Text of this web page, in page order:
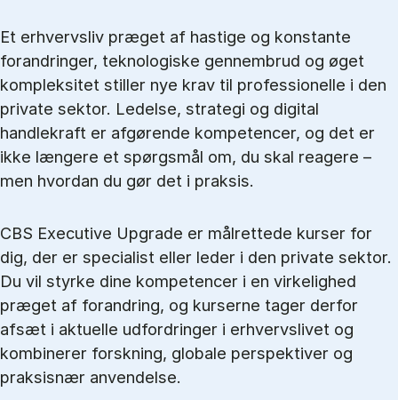
Et erhvervsliv præget af hastige og konstante
forandringer, teknologiske gennembrud og øget
kompleksitet stiller nye krav til professionelle i den
private sektor. Ledelse, strategi og digital
handlekraft er afgørende kompetencer, og det er
ikke længere et spørgsmål om, du skal reagere –
men hvordan du gør det i praksis.
CBS Executive Upgrade er målrettede kurser for
dig, der er specialist eller leder i den private sektor.
Du vil styrke dine kompetencer i en virkelighed
præget af forandring, og kurserne tager derfor
afsæt i aktuelle udfordringer i erhvervslivet og
kombinerer forskning, globale perspektiver og
praksisnær anvendelse.